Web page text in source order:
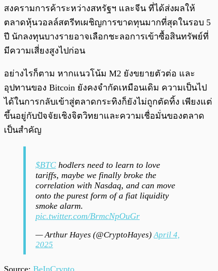
สงครามการค้าระหว่างสหรัฐฯ และจีน ที่ได้ส่งผลให้
ตลาดหุ้นวอลล์สตรีทเผชิญการขาดทุนมากที่สุดในรอบ 5
ปี นักลงทุนบางรายอาจเลือกชะลอการเข้าซื้อสินทรัพย์ที่
มีความเสี่ยงสูงไปก่อน
อย่างไรก็ตาม หากแนวโน้ม M2 ยังขยายตัวต่อ และ
อุปทานของ Bitcoin ยังคงจำกัดเหมือนเดิม ความเป็นไป
ได้ในการกลับเข้าสู่ตลาดกระทิงก็ยังไม่ถูกตัดทิ้ง เพียงแต่
ขึ้นอยู่กับปัจจัยเชิงจิตวิทยาและความเชื่อมั่นของตลาด
เป็นสำคัญ
$BTC hodlers need to learn to love
tariffs, maybe we finally broke the
correlation with Nasdaq, and can move
onto the purest form of a fiat liquidity
smoke alarm.
pic.twitter.com/BrmcNpOuGr
— Arthur Hayes (@CryptoHayes)April 4,
2025